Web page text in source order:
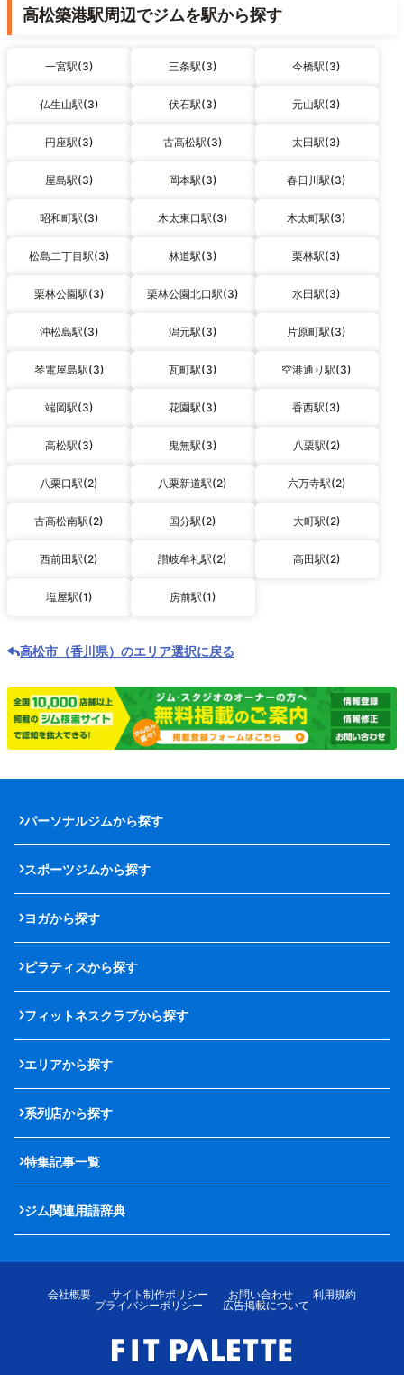
高松築港駅周辺でジムを駅から探す
一宮駅(3) 三条駅(3) 今橋駅(3)
仏生山駅(3) 伏石駅(3) 元山駅(3)
円座駅(3) 古高松駅(3) 太田駅(3)
屋島駅(3) 岡本駅(3) 春日川駅(3)
昭和町駅(3) 木太東口駅(3) 木太町駅(3)
松島二丁目駅(3) 林道駅(3) 栗林駅(3)
栗林公園駅(3) 栗林公園北口駅(3) 水田駅(3)
沖松島駅(3) 潟元駅(3) 片原町駅(3)
琴電屋島駅(3) 瓦町駅(3) 空港通り駅(3)
端岡駅(3) 花園駅(3) 香西駅(3)
高松駅(3) 鬼無駅(3) 八栗駅(2)
八栗口駅(2) 八栗新道駅(2) 六万寺駅(2)
古高松南駅(2) 国分駅(2) 大町駅(2)
西前田駅(2) 讃岐牟礼駅(2) 高田駅(2)
塩屋駅(1) 房前駅(1)
高松市（香川県）のエリア選択に戻る
パーソナルジムから探す
スポーツジムから探す
ヨガから探す
ピラティスから探す
フィットネスクラブから探す
エリアから探す
系列店から探す
特集記事一覧
ジム関連用語辞典
会社概要 サイト制作ポリシー お問い合わせ
利用規約
プライバシーポリシー
広告掲載について